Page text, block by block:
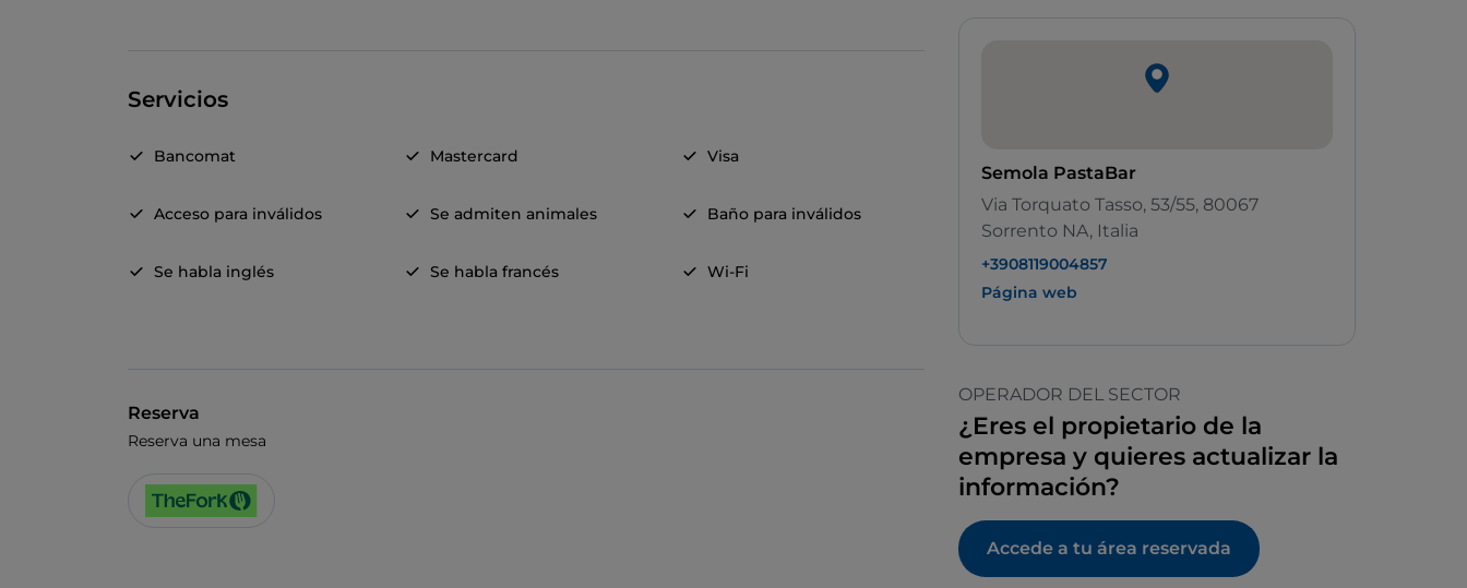
Servicios
Bancomat Mastercard Visa
Acceso para inválidos Se admiten animales Baño para inválidos
Se habla inglés Se habla francés Wi-Fi
Reserva
Reserva una mesa
Semola PastaBar
Via Torquato Tasso, 53/55, 80067
Sorrento NA, Italia
+3908119004857
Página web
OPERADOR DEL SECTOR
¿Eres el propietario de la
empresa y quieres actualizar la
información?
Accede a tu área reservada